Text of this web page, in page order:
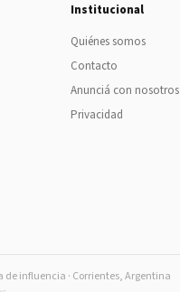
Institucional
Quiénes somos
Contacto
Anunciá con nosotros
Privacidad
influencia · Corrientes, Argentina